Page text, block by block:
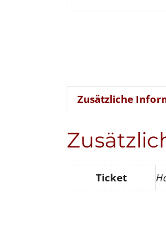
Zusätzliche
Ticket